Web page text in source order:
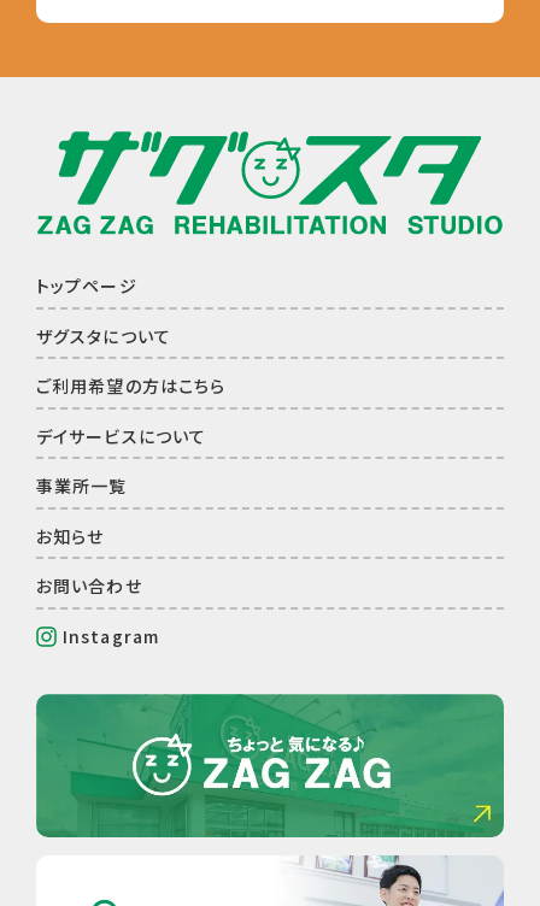
トップページ
ザグスタについて
ご利⽤希望の⽅はこちら
デイサービスについて
事業所⼀覧
お知らせ
お問い合わせ
Instagram